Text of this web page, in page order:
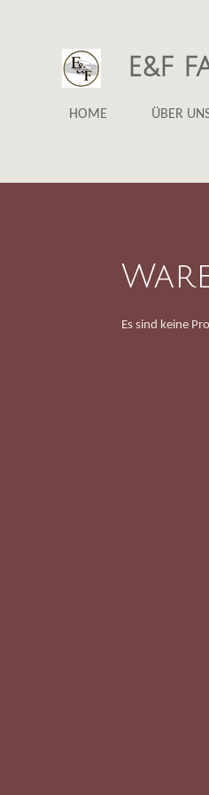
E&F
HOME ÜBER
Es sind keine